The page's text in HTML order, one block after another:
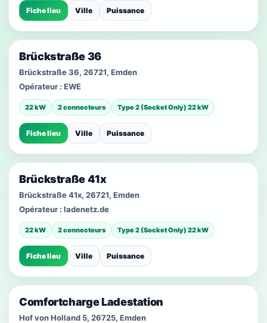
Fiche lieu Ville Puissance
Brückstraße 36
Brückstraße 36, 26721, Emden
Opérateur : EWE
22 kW 2 connecteurs Type 2 (Socket Only) 22 kW
Fiche lieu Ville Puissance
Brückstraße 41x
Brückstraße 41x, 26721, Emden
Opérateur : ladenetz.de
22 kW 2 connecteurs Type 2 (Socket Only) 22 kW
Fiche lieu Ville Puissance
Comfortcharge Ladestation
Hof von Holland 5, 26725, Emden